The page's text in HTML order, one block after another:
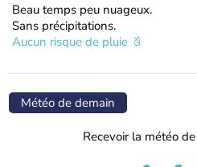
Beau temps peu nuageux.
Sans précipitations.
Aucun risque de pluie
Météo de demain
Recevoir la météo